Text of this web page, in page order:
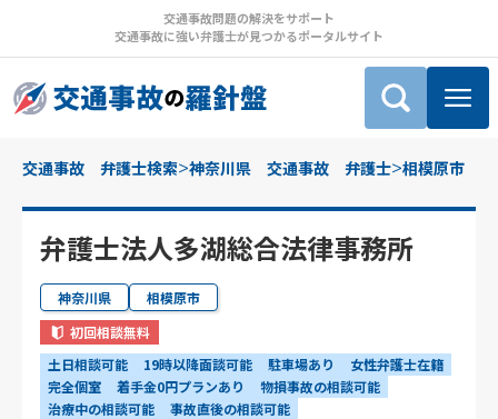
交通事故問題の解決をサポート
交通事故に強い弁護士が見つかるポータルサイト
交通事故 弁護士検索>神奈川県 交通事故 弁護士>相模原市
弁護士法人多湖総合法律事務所
神奈川県
相模原市
初回相談無料
土日相談可能
19時以降面談可能 駐車場あり
女性弁護士在籍
完全個室
着手金0円プランあり
物損事故の相談可能
治療中の相談可能
事故直後の相談可能